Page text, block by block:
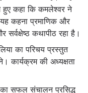
कहा कि कमलेश्वर ने
कहना प्रमाणिक और
सर्वक्षेष्ठ कथापीठ रहा है।
का परिचय प्रस्तुत
कार्यक्रम की अध्यक्षता
का सफल संचालन प्रसिद्ध